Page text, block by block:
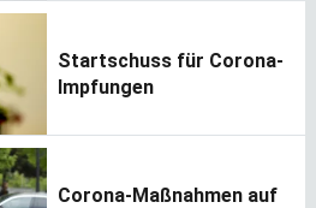
Startschuss für Corona-
Impfungen
Corona-Maßnahmen auf